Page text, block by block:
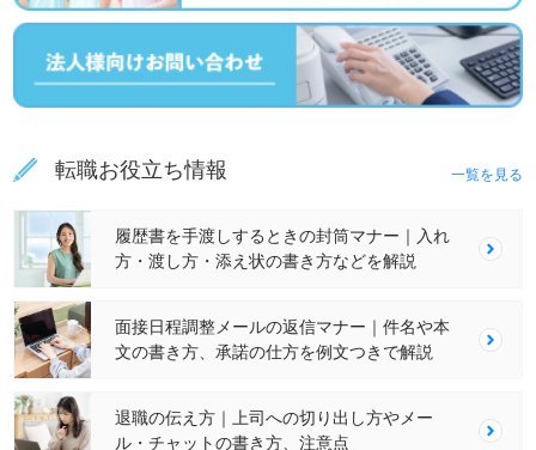
転職お役立ち情報 一覧を見る
履歴書を手渡しするときの封筒マナー｜入れ
方・渡し方・添え状の書き方などを解説
面接日程調整メールの返信マナー｜件名や本
文の書き方、承諾の仕方を例文つきで解説
退職の伝え方｜上司への切り出し方やメー
ル・チャットの書き方、注意点